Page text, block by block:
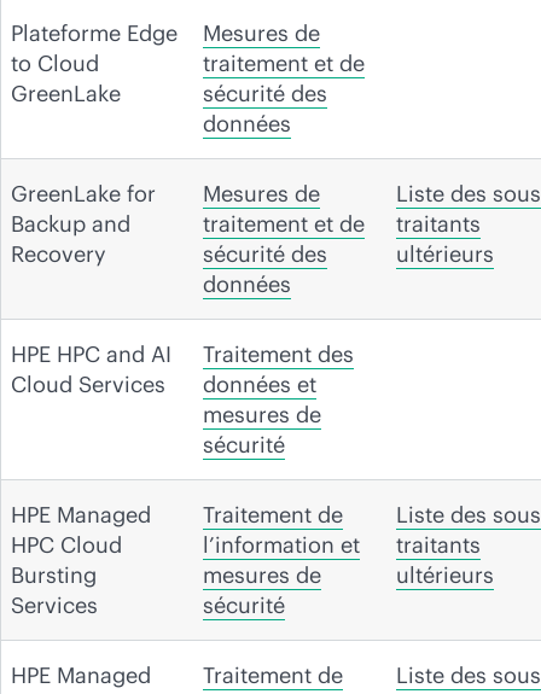
Plateforme Edge
to Cloud
GreenLake
Mesures de
traitement et de
sécurité des
données
GreenLake for
Backup and
Recovery
Mesures de
traitement et de
sécurité des
données
Liste des
traitants
ultérieurs
HPE HPC and AI
Cloud Services
Traitement des
données et
mesures de
sécurité
HPE Managed
HPC Cloud
Bursting
Services
Traitement de
l’information et
mesures de
sécurité
Liste des
traitants
ultérieurs
HPE Managed
Traitement de
Liste des